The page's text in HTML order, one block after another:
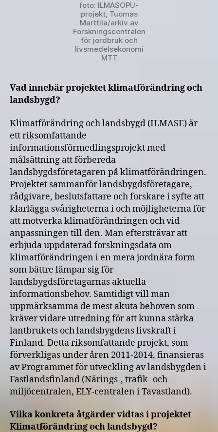
foto: ILMASOPU-
projekt, Tuomas
Marttila/arkiv av
Forskningscentralen
för jordbruk och
livsmedelsekonomi
MTT
Vad innebär projektet klimatförändring och
landsbygd?
Klimatförändring och landsbygd (ILMASE) är
ett riksomfattande
informationsförmedlingsprojekt med
målsättning att förbereda
landsbygdsföretagaren på klimatförändringen.
Projektet sammanför landsbygdsföretagare, –
rådgivare, beslutsfattare och forskare i syfte att
klarlägga svårigheterna i och möjligheterna för
att motverka klimatförändringen och vid
anpassningen till den. Man eftersträvar att
erbjuda uppdaterad forskningsdata om
klimatförändringen i en mera jordnära form
som bättre lämpar sig för
landsbygdsföretagarnas aktuella
informationsbehov. Samtidigt vill man
uppmärksamma de mest akuta behoven som
kräver vidare utredning för att kunna stärka
lantbrukets och landsbygdens livskraft i
Finland. Detta riksomfattande projekt, som
förverkligas under åren 2011-2014, finansieras
av Programmet för utveckling av landsbygden i
Fastlandsfinland (Närings-, trafik- och
miljöcentralen, ELY-centralen i Tavastland).
Vilka konkreta åtgärder vidtas i projektet
Klimatförändring och landsbygd?